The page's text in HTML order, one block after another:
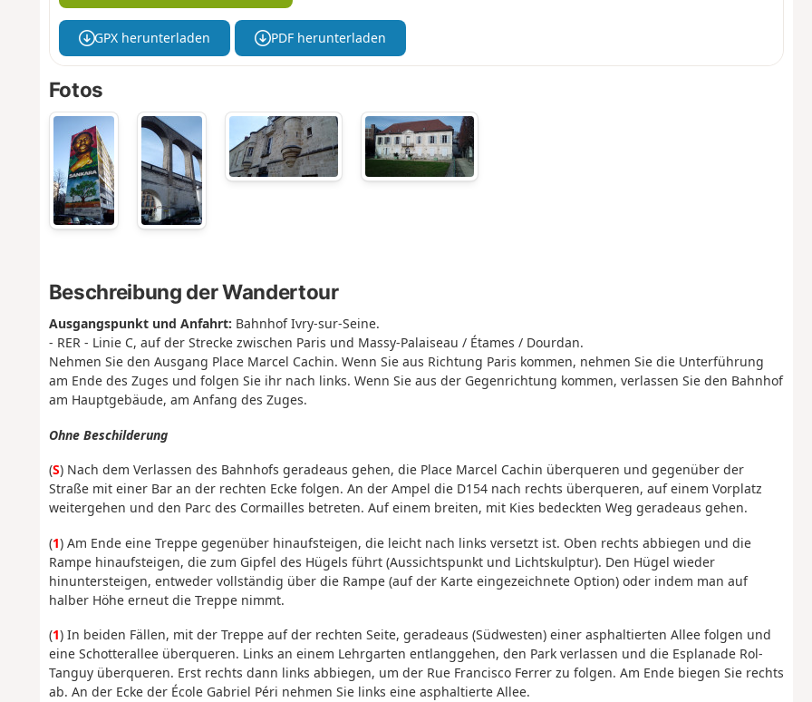
GPX herunterladen PDF herunterladen
Fotos
Beschreibung der Wandertour
Ausgangspunkt und Anfahrt: Bahnhof Ivry-sur-Seine.
- RER - Linie C, auf der Strecke zwischen Paris und Massy-Palaiseau / Étames / Dourdan.
Nehmen Sie den Ausgang Place Marcel Cachin. Wenn Sie aus Richtung Paris kommen, nehmen Sie die Unterführung
am Ende des Zuges und folgen Sie ihr nach links. Wenn Sie aus der Gegenrichtung kommen, verlassen Sie den Bahnhof
am Hauptgebäude, am Anfang des Zuges.
Ohne Beschilderung
(S) Nach dem Verlassen des Bahnhofs geradeaus gehen, die Place Marcel Cachin überqueren und gegenüber der
Straße mit einer Bar an der rechten Ecke folgen. An der Ampel die D154 nach rechts überqueren, auf einem Vorplatz
weitergehen und den Parc des Cormailles betreten. Auf einem breiten, mit Kies bedeckten Weg geradeaus gehen.
(1) Am Ende eine Treppe gegenüber hinaufsteigen, die leicht nach links versetzt ist. Oben rechts abbiegen und die
Rampe hinaufsteigen, die zum Gipfel des Hügels führt (Aussichtspunkt und Lichtskulptur). Den Hügel wieder
hinuntersteigen, entweder vollständig über die Rampe (auf der Karte eingezeichnete Option) oder indem man auf
halber Höhe erneut die Treppe nimmt.
(1) In beiden Fällen, mit der Treppe auf der rechten Seite, geradeaus (Südwesten) einer asphaltierten Allee folgen und
eine Schotterallee überqueren. Links an einem Lehrgarten entlanggehen, den Park verlassen und die Esplanade Rol-
Tanguy überqueren. Erst rechts dann links abbiegen, um der Rue Francisco Ferrer zu folgen. Am Ende biegen Sie rechts
ab. An der Ecke der École Gabriel Péri nehmen Sie links eine asphaltierte Allee.